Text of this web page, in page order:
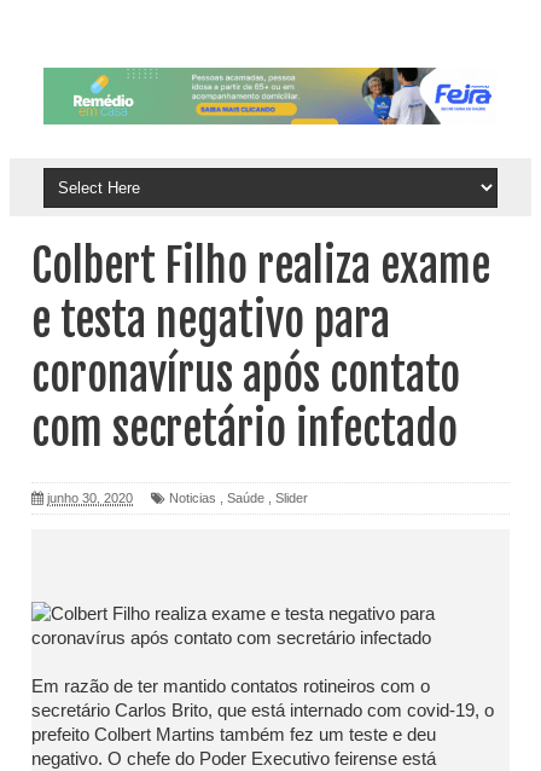
Colbert Filho realiza exame
e testa negativo para
coronavírus após contato
com secretário infectado
junho 30, 2020 Noticias Saúde Slider
Em razão de ter mantido contatos rotineiros com o
secretário Carlos Brito, que está internado com covid-19, o
prefeito Colbert Martins também fez um teste e deu
negativo. O chefe do Poder Executivo feirense está